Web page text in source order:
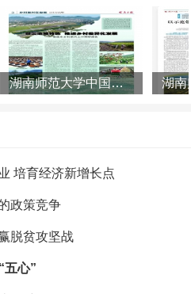
间，从基本的吃穿用度，到
不开。
前生。
己的路，应呼吁客观评价和
独立的，还是令人感动的，
湖南师范大学中国乡村振兴研究院课题组:突出地域特色 推进乡村
培育经济新增长点
政策竞争
脱贫攻坚战
五心”